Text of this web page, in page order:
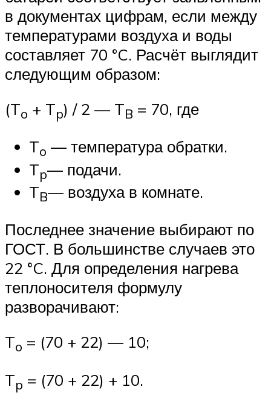
в документах цифрам, если между
температурами воздуха и воды
составляет 70 °C. Расчёт выглядит
следующим образом:
(To + Tp) / 2 — TB = 70, где
To — температура обратки.
Tp— подачи.
TB— воздуха в комнате.
Последнее значение выбирают по
ГОСТ. В большинстве случаев это
22 °C. Для определения нагрева
теплоносителя формулу
разворачивают:
To = (70 + 22) — 10;
Tp = (70 + 22) + 10.